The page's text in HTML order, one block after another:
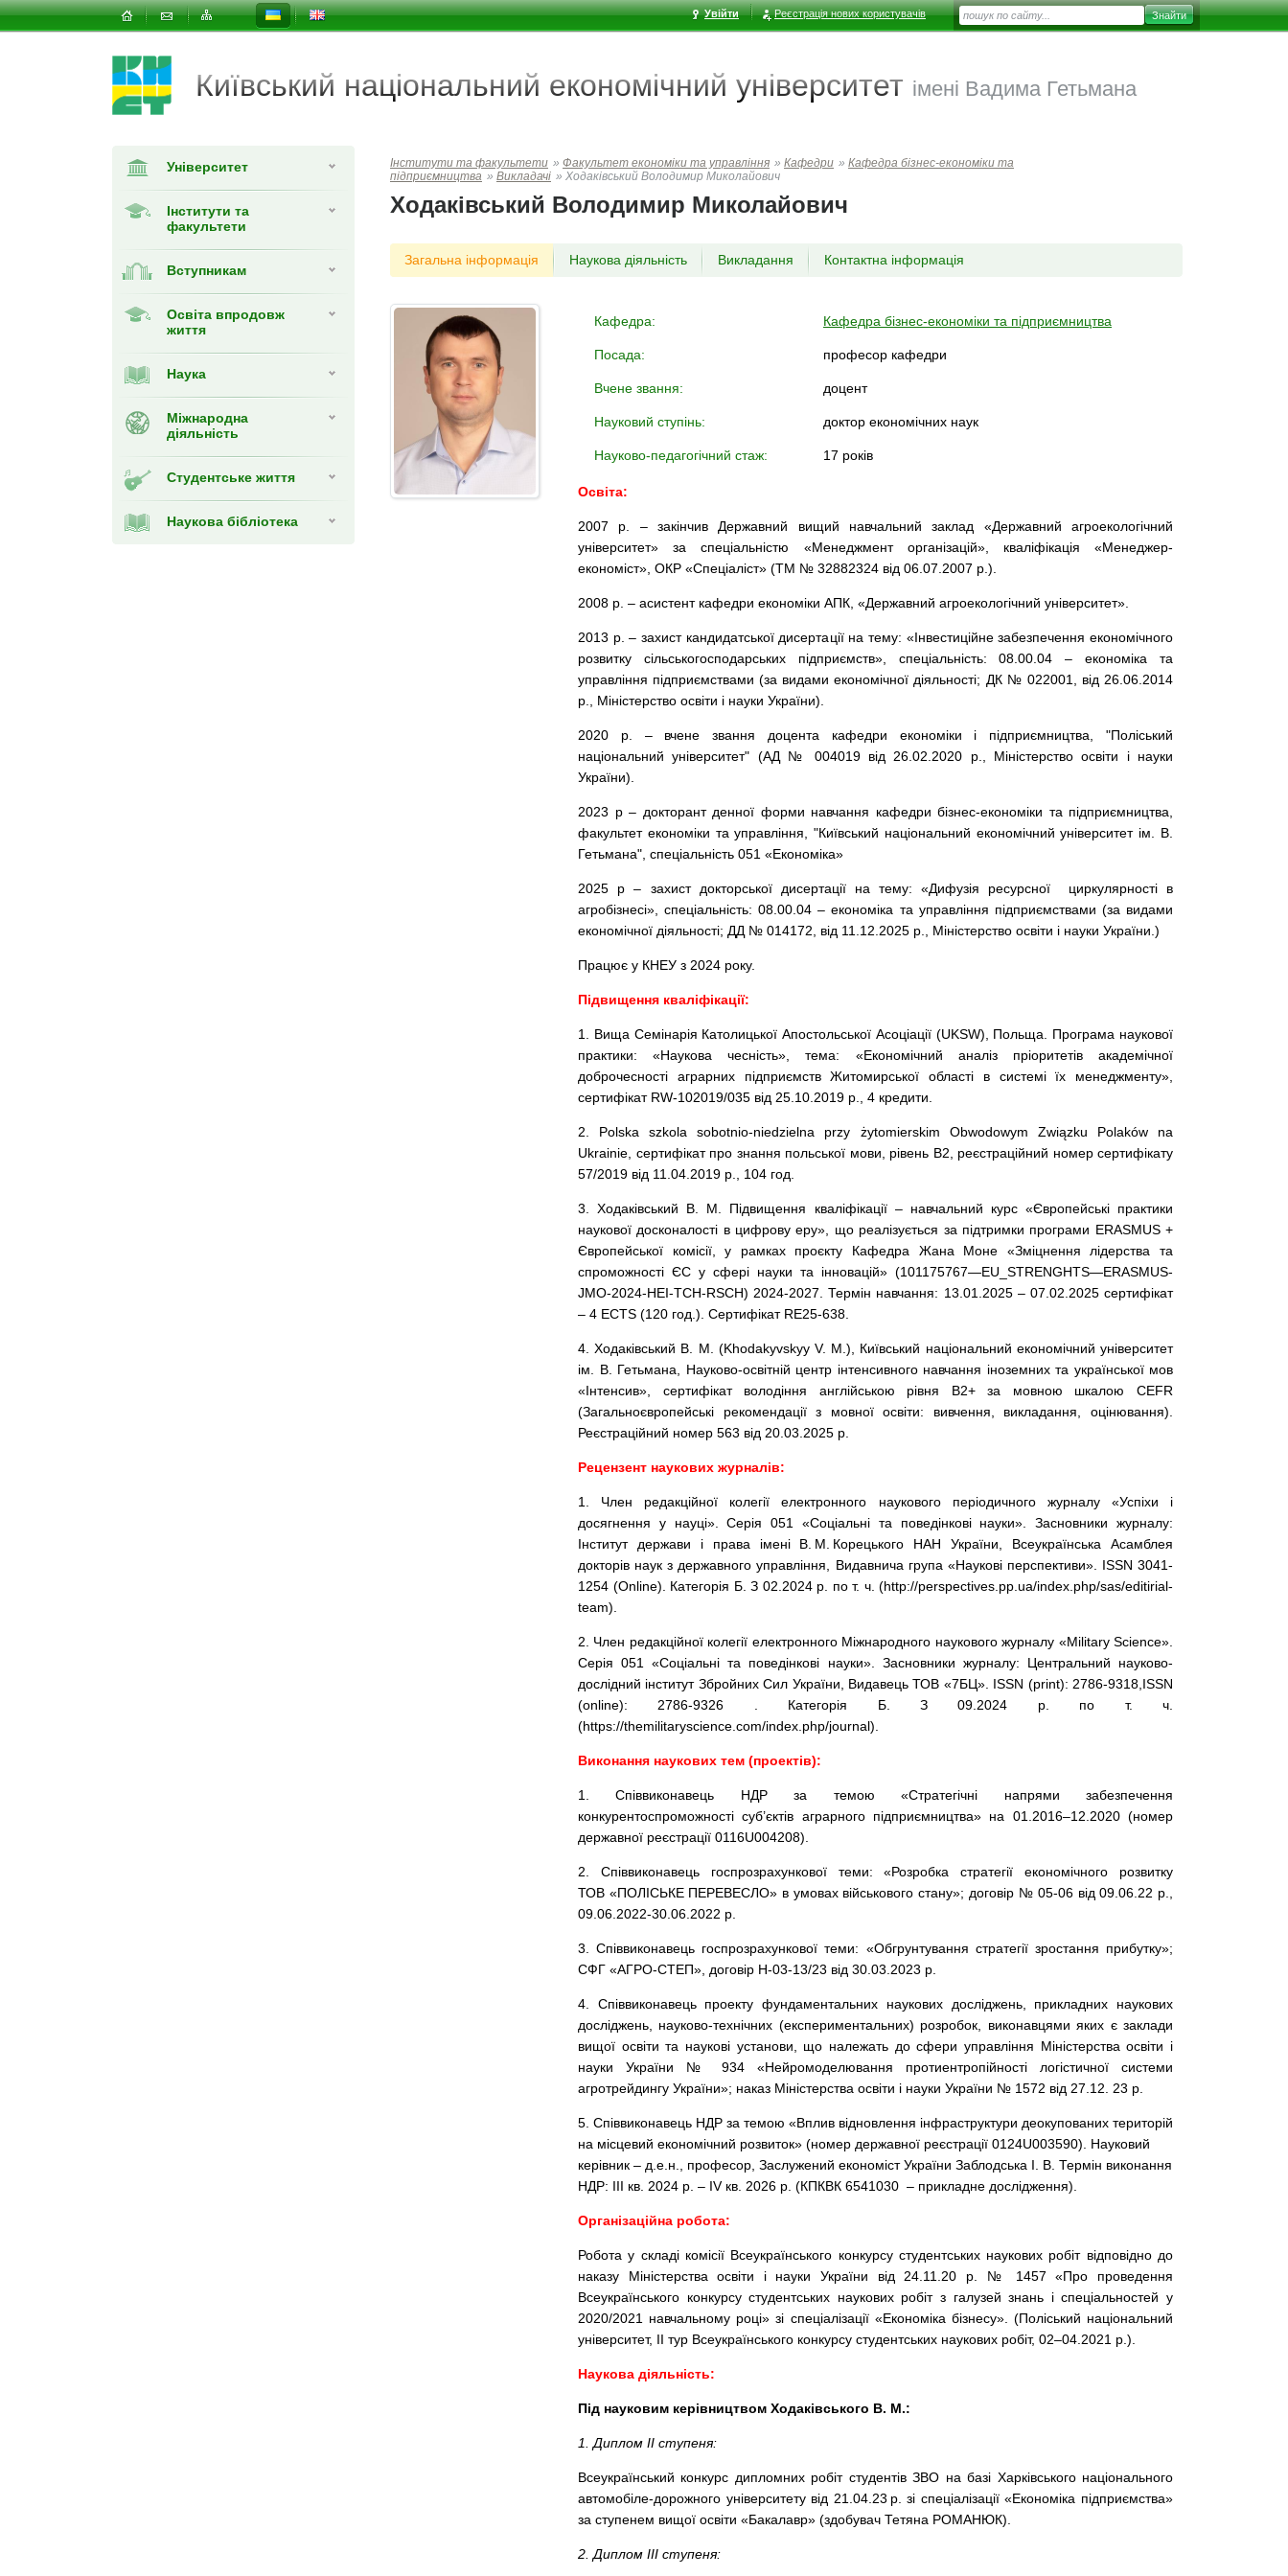
Увійти Реєстрація нових користувачів
Київський національний економічний університет імені Вадима Гетьмана
Університет
Інститути та
факультети
Вступникам
Освіта впродовж
життя
Наука
Міжнародна
діяльність
Студентське життя
Наукова бібліотека
Інститути та факультети » Факультет економiки та управлiння » Кафедри » Кафедра бізнес-економіки та
підприємництва » Викладачі » Ходаківський Володимир Миколайович
Ходаківський Володимир Миколайович
Загальна інформація Наукова діяльність Викладання Контактна інформація
Кафедра: Кафедра бізнес-економіки та підприємництва
Посада: професор кафедри
Вчене звання: доцент
Науковий ступінь: доктор економічних наук
Науково-педагогічний стаж: 17 років
Освіта:
2007 р. – закінчив Державний вищий навчальний заклад «Державний агроекологічний
університет» за спеціальністю «Менеджмент організацій», кваліфікація «Менеджер-
економіст», ОКР «Спеціаліст» (ТМ № 32882324 від 06.07.2007 р.).
2008 р. – асистент кафедри економіки АПК, «Державний агроекологічний університет».
2013 р. – захист кандидатської дисертації на тему: «Інвестиційне забезпечення економічного
розвитку сільськогосподарських підприємств», спеціальність: 08.00.04 – економіка та
управління підприємствами (за видами економічної діяльності; ДК № 022001, від 26.06.2014
р., Міністерство освіти і науки України).
2020 р. – вчене звання доцента кафедри економіки і підприємництва, "Поліський
національний університет" (АД № 004019 від 26.02.2020 р., Міністерство освіти і науки
України).
2023 р – докторант денної форми навчання кафедри бізнес-економіки та підприємництва,
факультет економіки та управління, "Київський національний економічний університет ім. В.
Гетьмана", спеціальність 051 «Економіка»
2025 р – захист докторської дисертації на тему: «Дифузія ресурсної циркулярності в
агробізнесі», спеціальність: 08.00.04 – економіка та управління підприємствами (за видами
економічної діяльності; ДД № 014172, від 11.12.2025 р., Міністерство освіти і науки України.)
Працює у КНЕУ з 2024 року.
Підвищення кваліфікації:
1. Вища Семінарія Католицької Апостольської Асоціації (UKSW), Польща. Програма наукової
практики: «Наукова чесність», тема: «Економічний аналіз пріоритетів академічної
доброчесності аграрних підприємств Житомирської області в системі їх менеджменту»,
сертифікат RW-102019/035 від 25.10.2019 р., 4 кредити.
2. Polska szkola sobotnio-niedzielna przy żytomierskim Obwodowym Związku Polaków na
Ukrainie, сертифікат про знання польської мови, рівень В2, реєстраційний номер сертифікату
57/2019 від 11.04.2019 р., 104 год.
3. Ходаківський В. М. Підвищення кваліфікації – навчальний курс «Європейські практики
наукової досконалості в цифрову еру», що реалізується за підтримки програми ERASMUS +
Європейської комісії, у рамках проєкту Кафедра Жана Моне «Зміцнення лідерства та
спроможності ЄС у сфері науки та інновацій» (101175767—EU_STRENGHTS—ERASMUS-
JMO-2024-HEI-TCH-RSCH) 2024-2027. Термін навчання: 13.01.2025 – 07.02.2025 сертифікат
– 4 ECTS (120 год.). Сертифікат RE25-638.
4. Ходаківський В. М. (Khodakyvskyy V. M.), Київський національний економічний університет
ім. В. Гетьмана, Науково-освітній центр інтенсивного навчання іноземних та української мов
«Інтенсив», сертифікат володіння англійською рівня В2+ за мовною шкалою CEFR
(Загальноєвропейські рекомендації з мовної освіти: вивчення, викладання, оцінювання).
Реєстраційний номер 563 від 20.03.2025 р.
Рецензент наукових журналів:
1. Член редакційної колегії електронного наукового періодичного журналу «Успіхи і
досягнення у науці». Серія 051 «Соціальні та поведінкові науки». Засновники журналу:
Інститут держави і права імені В. М. Корецького НАН України, Всеукраїнська Асамблея
докторів наук з державного управління, Видавнича група «Наукові перспективи». ISSN 3041-
1254 (Online). Категорія Б. З 02.2024 р. по т. ч. (http://perspectives.pp.ua/index.php/sas/editirial-
team).
2. Член редакційної колегії електронного Міжнародного наукового журналу «Military Science».
Серія 051 «Соціальні та поведінкові науки». Засновники журналу: Центральний науково-
дослідний інститут Збройних Сил України, Видавець ТОВ «7БЦ». ISSN (print): 2786-9318,ISSN
(online): 2786-9326 . Категорія Б. З 09.2024 р. по т. ч.
(https://themilitaryscience.com/index.php/journal).
Виконання наукових тем (проектів):
1. Співвиконавець НДР за темою «Стратегічні напрями забезпечення
конкурентоспроможності суб’єктів аграрного підприємництва» на 01.2016–12.2020 (номер
державної реєстрації 0116U004208).
2. Співвиконавець госпрозрахункової теми: «Розробка стратегії економічного розвитку
ТОВ «ПОЛІСЬКЕ ПЕРЕВЕСЛО» в умовах військового стану»; договір № 05-06 від 09.06.22 р.,
09.06.2022-30.06.2022 р.
3. Співвиконавець госпрозрахункової теми: «Обгрунтування стратегії зростання прибутку»;
СФГ «АГРО-СТЕП», договір Н-03-13/23 від 30.03.2023 р.
4. Співвиконавець проекту фундаментальних наукових досліджень, прикладних наукових
досліджень, науково-технічних (експериментальних) розробок, виконавцями яких є заклади
вищої освіти та наукові установи, що належать до сфери управління Міністерства освіти і
науки України № 934 «Нейромоделювання протиентропійності логістичної системи
агротрейдингу України»; наказ Міністерства освіти і науки України № 1572 від 27.12. 23 р.
5. Співвиконавець НДР за темою «Вплив відновлення інфраструктури деокупованих територій
на місцевий економічний розвиток» (номер державної реєстрації 0124U003590). Науковий
керівник – д.е.н., професор, Заслужений економіст України Заблодська І. В. Термін виконання
НДР: ІІІ кв. 2024 р. – IV кв. 2026 р. (КПКВК 6541030 – прикладне дослідження).
Організаційна робота:
Робота у складі комісії Всеукраїнського конкурсу студентських наукових робіт відповідно до
наказу Міністерства освіти і науки України від 24.11.20 р. № 1457 «Про проведення
Всеукраїнського конкурсу студентських наукових робіт з галузей знань і спеціальностей у
2020/2021 навчальному році» зі спеціалізації «Економіка бізнесу». (Поліський національний
університет, II тур Всеукраїнського конкурсу студентських наукових робіт, 02–04.2021 р.).
Наукова діяльність:
Під науковим керівництвом Ходаківського В. М.:
1. Диплом ІІ ступеня:
Всеукраїнський конкурс дипломних робіт студентів ЗВО на базі Харківського національного
автомобіле-дорожного університету від 21.04.23 р. зі спеціалізації «Економіка підприємства»
за ступенем вищої освіти «Бакалавр» (здобувач Тетяна РОМАНЮК).
2. Диплом ІІІ ступеня: